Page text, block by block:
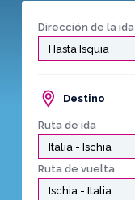
Dirección de la ida
Destino
Ruta de ida
Ruta de vuelta